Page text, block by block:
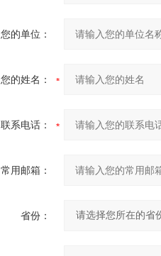
您的单位：
您的姓名：
联系电话：
常用邮箱：
省份：